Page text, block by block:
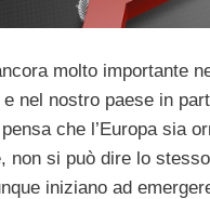
molto importante
e nel nostro paese in
che l’Europa sia
non si può dire lo
iniziano ad